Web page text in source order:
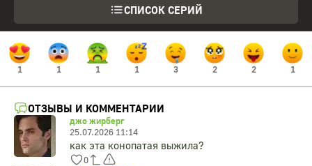
СПИСОК СЕРИЙ
1 1 1 1 3 2 2 1
ОТЗЫВЫ И КОММЕНТАРИИ
джо жирберг
25.07.2026 11:14
как эта конопатая выжила?
0